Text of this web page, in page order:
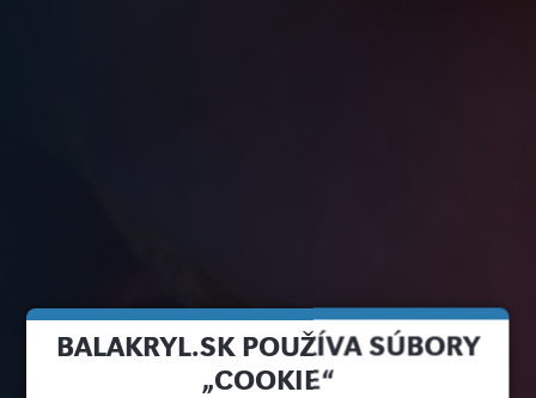
BALAKRYL.SK POUŽÍVA SÚBORY
„COOKIE“